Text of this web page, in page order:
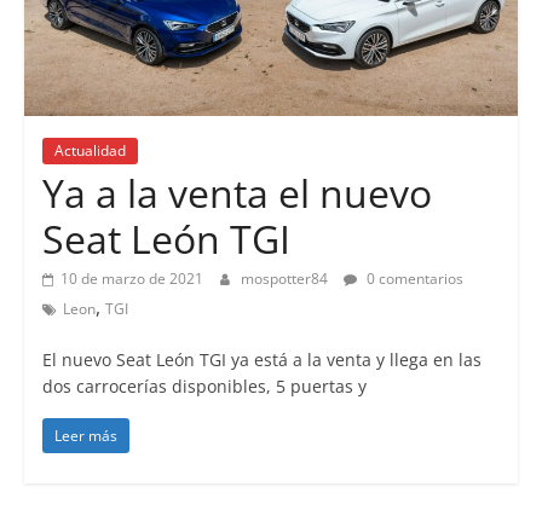
Actualidad
Ya a la venta el nuevo
Seat León TGI
10 de marzo de 2021 mospotter84
0 comentarios
Leon, TGI
El nuevo Seat León TGI ya está a la venta y llega en las
dos carrocerías disponibles, 5 puertas y
Leer más